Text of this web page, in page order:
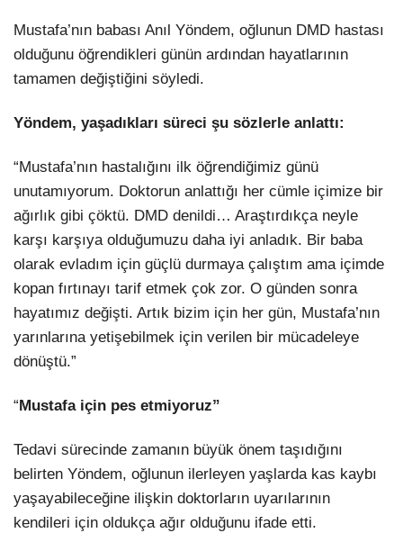
Mustafa’nın babası Anıl Yöndem, oğlunun DMD hastası
olduğunu öğrendikleri günün ardından hayatlarının
tamamen değiştiğini söyledi.
Yöndem, yaşadıkları süreci şu sözlerle anlattı:
“Mustafa’nın hastalığını ilk öğrendiğimiz günü
unutamıyorum. Doktorun anlattığı her cümle içimize bir
ağırlık gibi çöktü. DMD denildi… Araştırdıkça neyle
karşı karşıya olduğumuzu daha iyi anladık. Bir baba
olarak evladım için güçlü durmaya çalıştım ama içimde
kopan fırtınayı tarif etmek çok zor. O günden sonra
hayatımız değişti. Artık bizim için her gün, Mustafa’nın
yarınlarına yetişebilmek için verilen bir mücadeleye
dönüştü.”
“ Mustafa için pes etmiyoruz”
Tedavi sürecinde zamanın büyük önem taşıdığını
belirten Yöndem, oğlunun ilerleyen yaşlarda kas kaybı
yaşayabileceğine ilişkin doktorların uyarılarının
kendileri için oldukça ağır olduğunu ifade etti.